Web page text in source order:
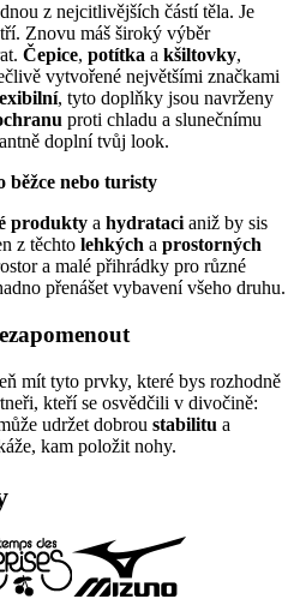
z nejcitlivějších částí těla. Je
Znovu máš široký výběr
Čepice, potítka a kšiltovky,
vytvořené největšími značkami
, tyto doplňky jsou navrženy
proti chladu a slunečnímu
doplní tvůj look.
běžce nebo turisty
produkty a hydrataci aniž by sis
z těchto lehkých a prostorných
a malé přihrádky pro různé
přenášet vybavení všeho druhu.
mít tyto prvky, které bys rozhodně
kteří se osvědčili v divočině:
udržet dobrou stabilitu a
kam položit nohy.